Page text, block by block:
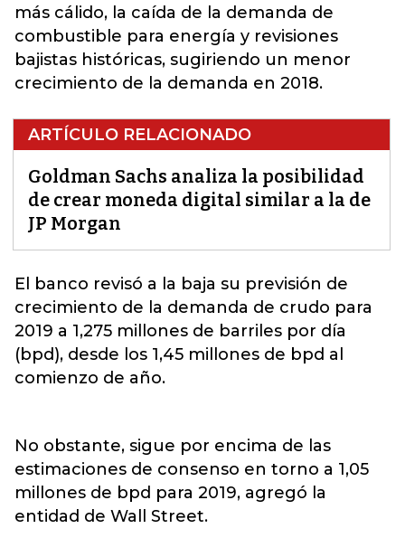
más cálido, la caída de la demanda de
combustible para energía y revisiones
bajistas históricas, sugiriendo un menor
crecimiento de la demanda en 2018.
ARTÍCULO RELACIONADO
Goldman Sachs analiza la posibilidad
de crear moneda digital similar a la de
JP Morgan
El banco revisó a la baja su previsión de
crecimiento de la demanda de crudo para
2019 a 1,275 millones de barriles por día
(bpd), desde los 1,45 millones de bpd al
comienzo de año.
No obstante, sigue por encima de las
estimaciones de consenso en torno a 1,05
millones de bpd para 2019, agregó la
entidad de Wall Street.